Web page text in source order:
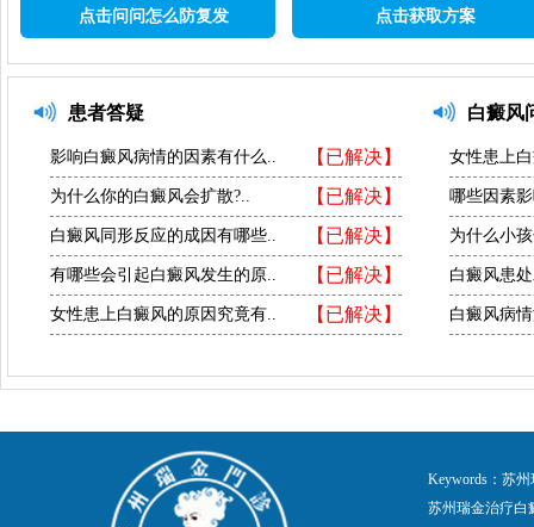
点击问问怎么防复发 点击获取方案
患者答疑
【已解决】
影响白癜风病情的因素有什么..
【已解决】
为什么你的白癜风会扩散?..
【已解决】
白癜风同形反应的成因有哪些..
【已解决】
有哪些会引起白癜风发生的原..
【已解决】
女性患上白癜风的原因究竟有..
白癜风
女性患上
哪些因素
为什么小
白癜风患
白癜风病
Keywords：苏
苏州瑞金治疗白